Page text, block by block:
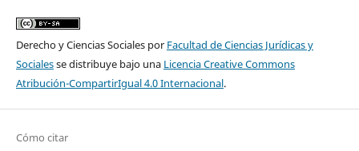
Derecho y Ciencias Sociales por Facultad de Ciencias Jurídicas y
Socialesse distribuye bajo una Licencia Creative Commons
Atribución-CompartirIgual 4.0 Internacional.
Cómo citar